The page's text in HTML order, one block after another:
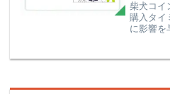
柴犬コイ
購入タイ
に影響を
ミングの